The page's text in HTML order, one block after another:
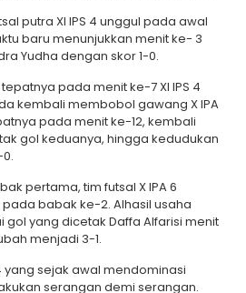
putra XI IPS 4 unggul pada awal
baru menunjukkan menit ke- 3
Yudha dengan skor 1-0.
pada menit ke-7 XI IPS 4
kembali membobol gawang X IPA
pada menit ke-12, kembali
gol keduanya, hingga kedudukan
pertama, tim futsal X IPA 6
babak ke-2. Alhasil usaha
yang dicetak Daffa Alfarisi menit
menjadi 3-1.
yang sejak awal mendominasi
serangan demi serangan.